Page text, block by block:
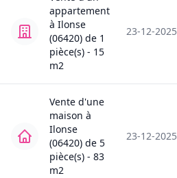
appartement
à Ilonse
(06420) de 1
pièce(s) - 15
m2
23-12-2025
Vente d'une
maison à
Ilonse
(06420) de 5
pièce(s) - 83
m2
23-12-2025